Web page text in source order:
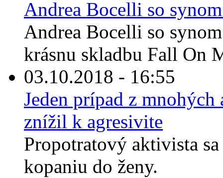
Andrea Bocelli so
Andrea Bocelli so
krásnu skladbu Fall On
03.10.2018 - 16:55
Jeden prípad z
znížil k agresivite
Propotratový aktivista
kopaniu do ženy.